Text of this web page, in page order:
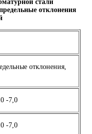
стали
отклонения
отклонения,
-7,0
-7,0